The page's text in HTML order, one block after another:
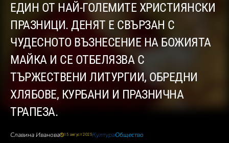
ЕДИН ОТ НАЙ-ГОЛЕМИТЕ ХРИСТИЯНСКИ
ПРАЗНИЦИ. ДЕНЯТ Е СВЪРЗАН С
ЧУДЕСНОТО ВЪЗНЕСЕНИЕ НА БОЖИЯТА
МАЙКА И СЕ ОТБЕЛЯЗВА С
ТЪРЖЕСТВЕНИ ЛИТУРГИИ, ОБРЕДНИ
ХЛЯБОВЕ, КУРБАНИ И ПРАЗНИЧНА
ТРАПЕЗА.
Славина Иванова 15 август 2025КултураОбщество